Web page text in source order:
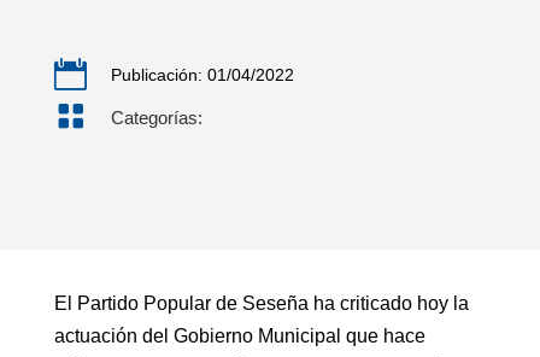
 Publicación: 01/04/2022
 Categorías:
El Partido Popular de Seseña ha criticado hoy la
actuación del Gobierno Municipal que hace